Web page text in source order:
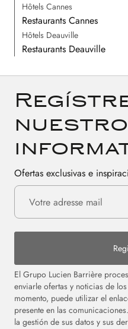
Hôtels Cannes
Restaurants Cannes
Hôtels Deauville
Restaurants Deauville
Ofertas exclusivas e
El Grupo Lucien Barrière
enviarle ofertas y noticias de
momento, puede utilizar el
presente en las
la gestión de sus datos y sus